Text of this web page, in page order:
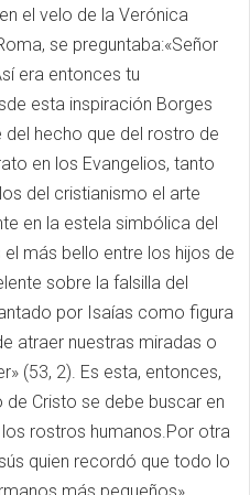
el velo de la Verónica
se preguntaba:«Señor
era entonces tu
esta inspiración Borges
hecho que del rostro de
en los Evangelios, tanto
del cristianismo el arte
en la estela simbólica del
más bello entre los hijos de
sobre la falsilla del
por Isaías como figura
atraer nuestras miradas o
(53, 2). Es esta, entonces,
Cristo se debe buscar en
rostros humanos.Por otra
quien recordó que todo lo